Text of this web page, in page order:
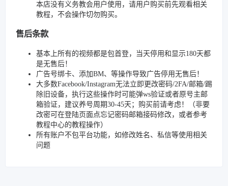
本店没有义务教会用户使用，请用户购买前先观看相关
教程，不会操作切勿购买。
售后条款
基本上所有的视频都是包首登，当天停用和显示180天都
是无售后！
广告号绑卡、添加BM、等操作导致广告停用无售后！
大多数Facebook/Instagram无法立即更改密码/2FA/邮箱/踢
除旧设备，执行这些操作时可能弹ws验证或者原号主邮
箱验证，建议养号周期30-45天；购买前请考虑！（非要
改密可在登陆页面点忘记密码邮箱接码修改，或者参考
教程中心的教程操作）
所有账户不包平台功能，如修改姓名、私信等使用相关
问题